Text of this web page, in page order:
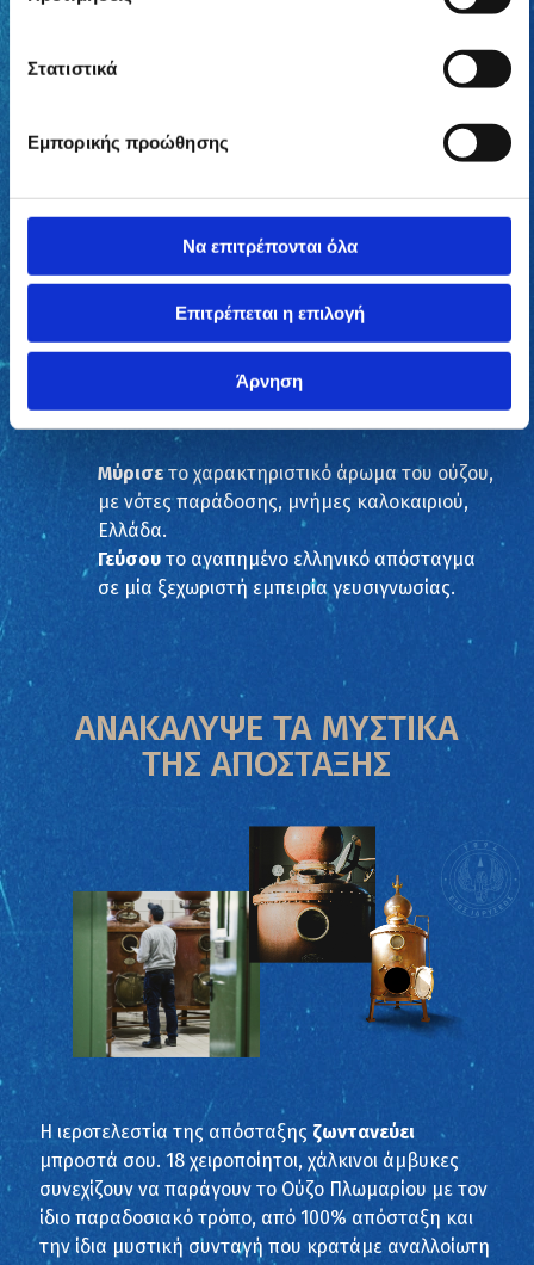
Στατιστικά
Εμπορικής προώθησης
Να επιτρέπονται όλα
Επιτρέπεται η επιλογή
Άρνηση
Δες
από κοντά τη σύγχρονη διαδικασία
σταγόνα είναι εξαιρετικής ποιότητας.
Μύρισετο χαρακτηριστικό άρωμα του ούζου,
με νότες παράδοσης, μνήμες καλοκαιριού,
Ελλάδα.
Γεύσου το αγαπημένο ελληνικό απόσταγμα
σε μία ξεχωριστή εμπειρία γευσιγνωσίας.
ΑΝΑΚΑΛΥΨΕ ΤΑ ΜΥΣΤΙΚΑ
ΤΗΣ ΑΠΟΣΤΑΞΗΣ
Η ιεροτελεστία της απόσταξης ζωντανεύει
μπροστά σου. 18 χειροποίητοι, χάλκινοι άμβυκες
συνεχίζουν να παράγουν το Ούζο Πλωμαρίου με τον
ίδιο παραδοσιακό τρόπο, από 100% απόσταξη και
την ίδια μυστική συνταγή που κρατάμε αναλλοίωτη